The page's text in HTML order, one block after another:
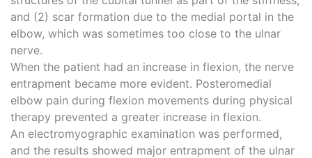
and (2) scar formation due to the medial portal in the
elbow, which was sometimes too close to the ulnar
nerve.
When the patient had an increase in flexion, the nerve
entrapment became more evident. Posteromedial
elbow pain during flexion movements during physical
therapy prevented a greater increase in flexion.
An electromyographic examination was performed,
and the results showed major entrapment of the ulnar